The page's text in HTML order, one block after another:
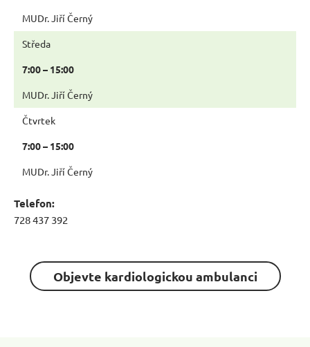
MUDr. Jiří Černý
Středa
7:00 – 15:00
MUDr. Jiří Černý
Čtvrtek
7:00 – 15:00
MUDr. Jiří Černý
Telefon:
728 437 392
Objevte kardiologickou ambulanci